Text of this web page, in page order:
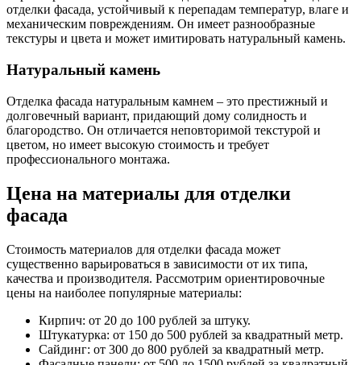
отделки фасада, устойчивый к перепадам температур, влаге и
механическим повреждениям. Он имеет разнообразные
текстуры и цвета и может имитировать натуральный камень.
Натуральный камень
Отделка фасада натуральным камнем – это престижный и
долговечный вариант, придающий дому солидность и
благородство. Он отличается неповторимой текстурой и
цветом, но имеет высокую стоимость и требует
профессионального монтажа.
Цена на материалы для отделки
фасада
Стоимость материалов для отделки фасада может
существенно варьироваться в зависимости от их типа,
качества и производителя. Рассмотрим ориентировочные
цены на наиболее популярные материалы:
Кирпич: от 20 до 100 рублей за штуку.
Штукатурка: от 150 до 500 рублей за квадратный метр.
Сайдинг: от 300 до 800 рублей за квадратный метр.